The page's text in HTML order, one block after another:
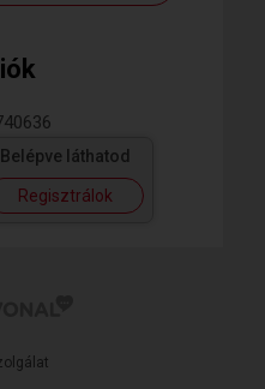
Belépve láthatod
Regisztrálok